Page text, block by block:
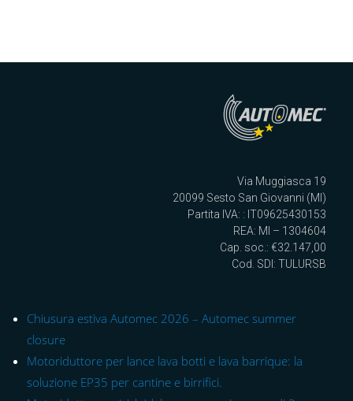
Via Muggiasca 19
20099 Sesto San Giovanni (MI)
Partita IVA: : IT09625430153
REA: MI – 1304604
Cap. soc.: €32.147,00
Cod. SDI: TULURSB
Chiusura estiva Automec 2026 – Automec summer
closure
Motoriduttore per lance lava botti e lava barrique: la
soluzione EP35 per cantine e birrifici.